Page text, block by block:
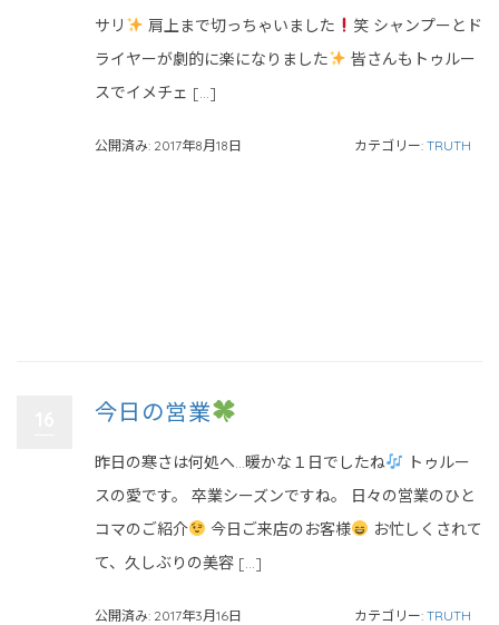
サリ
肩上まで切っちゃいました
笑 シャンプーとド
ライヤーが劇的に楽になりました
皆さんもトゥルー
スでイメチェ […]
公開済み: 2017年8月18日 カテゴリー: TRUTH
今日の営業
昨日の寒さは何処へ…暖かな１日でしたね
トゥルー
スの愛です。 卒業シーズンですね。 日々の営業のひと
コマのご紹介
今日ご来店のお客様
お忙しくされて
て、久しぶりの美容 […]
公開済み: 2017年3月16日 カテゴリー: TRUTH